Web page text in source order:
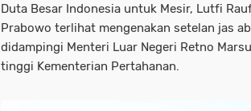
Duta Besar Indonesia untuk Mesir, Lutfi
Prabowo terlihat mengenakan setelan jas
didampingi Menteri Luar Negeri Retno
tinggi Kementerian Pertahanan.